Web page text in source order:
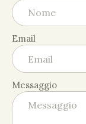
Email
Messaggio